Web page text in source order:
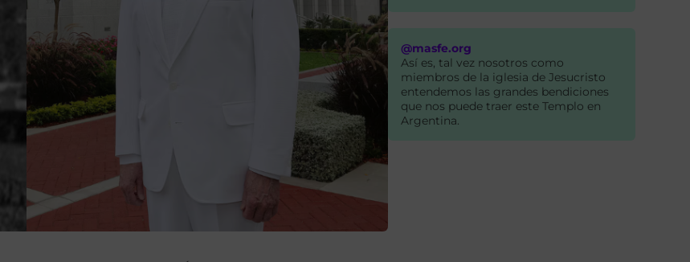
@masfe.org
Así es, tal vez nosotros como
miembros de la iglesia de Jesucristo
entendemos las grandes bendiciones
que nos puede traer este Templo en
Argentina.